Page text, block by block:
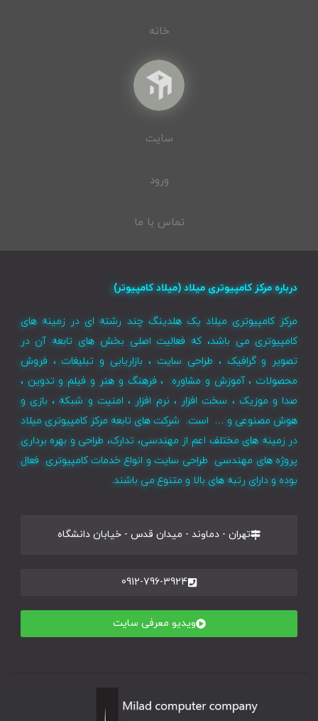
خانه
سایت
ورود
تماس با ما
درباره مرکز کامپیوتری میلاد (میلاد کامپیوتر)
مرکز کامپیوتری میلاد یک هلدینگ چند رشته ای در زمینه های
کامپیوتری می باشد، که فعالیت اصلی بخش های تابعه آن در
تصویر و گرافیک ، طراحی سایت ، بازاریابی و تبلیغات ، فروش
محصولات ، آموزش و مشاوره ، فرهنگ و هنر و فیلم و تدوین ،
صدا و موزیک ، سخت افزار ، نرم افزار ، امنیت و شبکه ، بازی و
هوش مصنوعی و … است. شرکت های تابعه مرکز کامپیوتری میلاد
در زمینه های مختلف اعم از مهندسی، تدارک، طراحی و بهره برداری
پروژه های مهندسی طراحی سایت و انواع خدمات کامپیوتری فعال
بوده و دارای رتبه های بالا و متنوع می باشند.
تهران - دماوند - میدان قدس - خیابان دانشگاه
0912-796-3924
ویدیو معرفی سایت